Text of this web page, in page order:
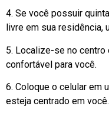
4. Se você possuir
livre em sua residência,
5. Localize-se no centro
confortável para você.
6. Coloque o celular em
esteja centrado em você.